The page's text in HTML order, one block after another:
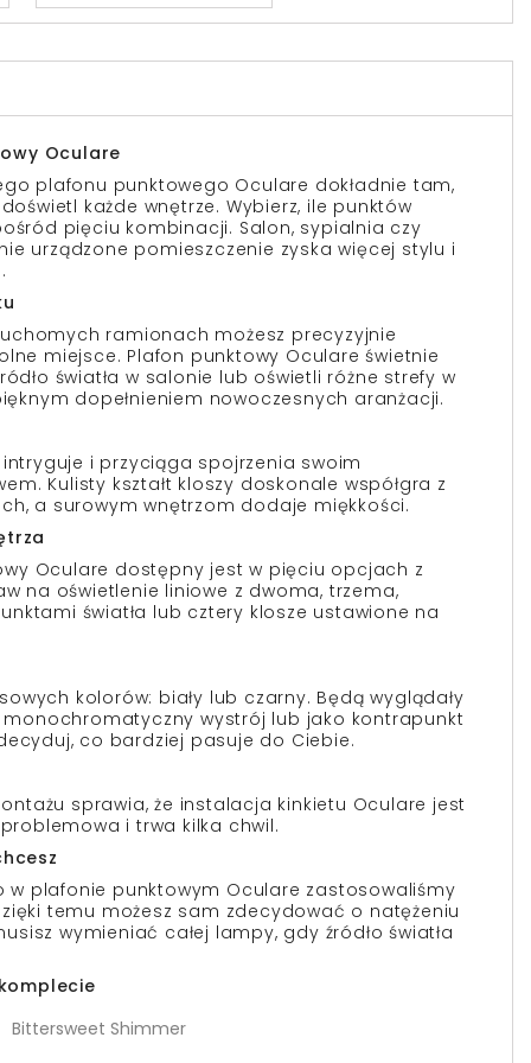
Oculare
plafonu punktowego Oculare dokładnie tam,
każde wnętrze. Wybierz, ile punktów
pięciu kombinacji. Salon, sypialnia czy
urządzone pomieszczenie zyska więcej stylu i
ramionach możesz precyzyjnie
miejsce. Plafon punktowy Oculare świetnie
światła w salonie lub oświetli różne strefy w
dopełnieniem nowoczesnych aranżacji.
i przyciąga spojrzenia swoim
Kulisty kształt kloszy doskonale współgra z
a surowym wnętrzom dodaje miękkości.
Oculare dostępny jest w pięciu opcjach z
na oświetlenie liniowe z dwoma, trzema,
światła lub cztery klosze ustawione na
kolorów: biały lub czarny. Będą wyglądały
wystrój lub jako kontrapunkt
co bardziej pasuje do Ciebie.
sprawia, że instalacja kinkietu Oculare jest
i trwa kilka chwil.
w plafonie punktowym Oculare zastosowaliśmy
temu możesz sam zdecydować o natężeniu
wymieniać całej lampy, gdy źródło światła
Bittersweet Shimmer